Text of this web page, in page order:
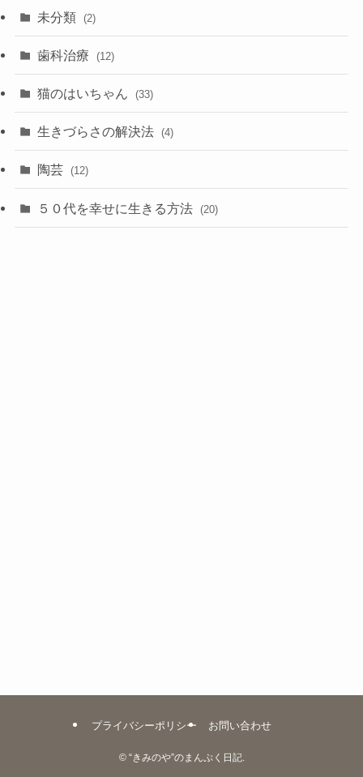
未分類 (2)
歯科治療 (12)
猫のはいちゃん (33)
生きづらさの解決法 (4)
陶芸 (12)
５０代を幸せに生きる方法 (20)
プライバシーポリシー お問い合わせ
©“きみのや”のまんぷく日記.